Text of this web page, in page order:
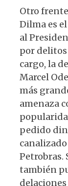
Otro
Dilma es
al
por
car­go, la
Marcel
más
amenaza
pedido
Petrobras.
también